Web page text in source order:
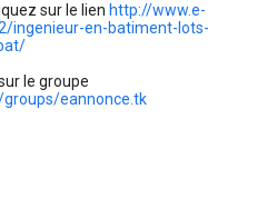
sur le lien http://www.e-
ingenieur-en-batiment-lots-
le groupe
eannonce.tk